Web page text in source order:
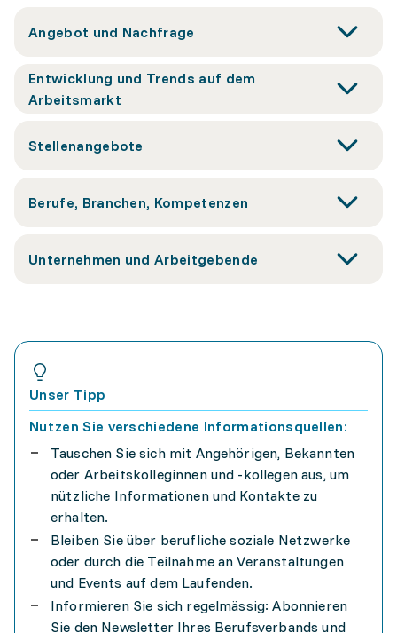
Angebot und Nachfrage
Entwicklung und Trends auf dem
Arbeitsmarkt
Stellenangebote
Berufe, Branchen, Kompetenzen
Unternehmen und Arbeitgebende
Unser Tipp
Nutzen Sie verschiedene Informationsquellen:
Tauschen Sie sich mit Angehörigen, Bekannten
oder Arbeitskolleginnen und -kollegen aus, um
nützliche Informationen und Kontakte zu
erhalten.
Bleiben Sie über berufliche soziale Netzwerke
oder durch die Teilnahme an Veranstaltungen
und Events auf dem Laufenden.
Informieren Sie sich regelmässig: Abonnieren
Sie den Newsletter Ihres Berufsverbands und